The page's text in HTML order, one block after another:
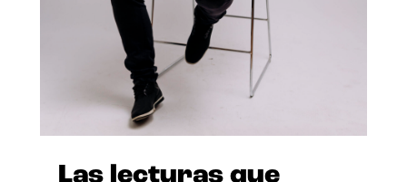
Las lecturas que